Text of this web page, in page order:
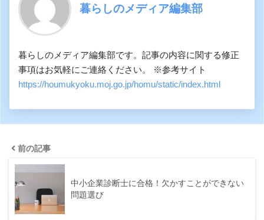
暮らしのメディア編集部
暮らしのメディア編集部です。記事の内容に関する修正
事項はお気軽にご連絡ください。 ※参考サイト
https://houmukyoku.moj.go.jp/homu/static/index.html
前の記事
中小企業診断士に合格！欠かすことができない
問題選び